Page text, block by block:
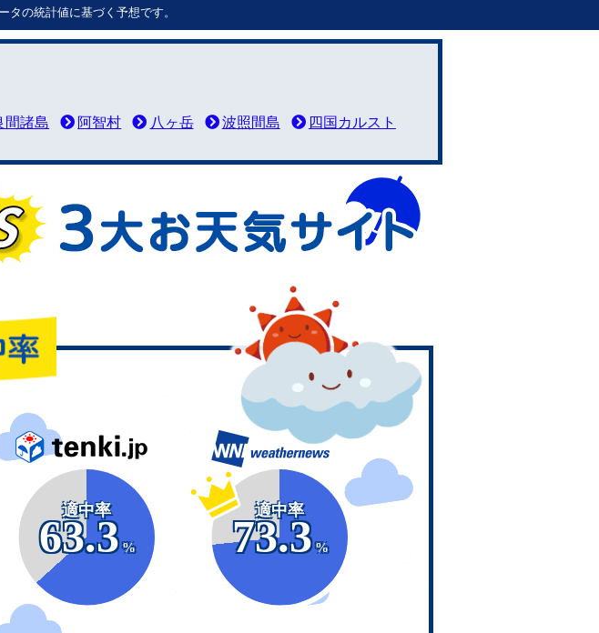
の統計値に基づく予想です。
間諸島 阿智村 八ヶ岳 波照間島 四国カルスト
適中率
63.3
%
適中率
73.3
%